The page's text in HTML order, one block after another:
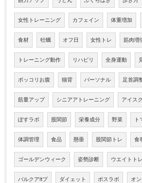
女性トレーニング カフェイン 体重増加
食材 牡蠣 オフ日 女性トレ 筋肉増
トレーニング動作 リハビリ 全身運動
ポッコリお腹 猫背 パーソナル 足首調
筋量アップ シニアアトレーニング アイス
ぽすラボ 股関節 栄養成分 野菜 ト
体調管理 食品 懸垂 股関節トレ 食
ゴールデンウィーク 姿勢診断 ウエイトト
バルクアltプ ダイェット ポスラボ オ